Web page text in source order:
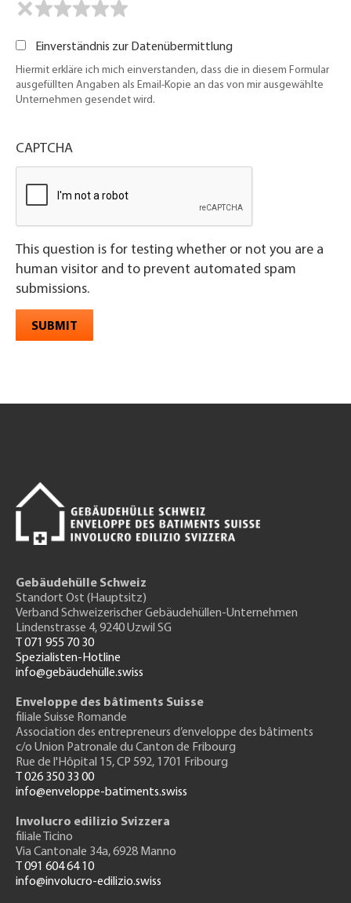
Einverständnis zur Datenübermittlung
Hiermit erkläre ich mich einverstanden, dass die in diesem Formular
ausgefüllten Angaben als Email-Kopie an das von mir ausgewählte
Unternehmen gesendet wird.
CAPTCHA
This question is for testing whether or not you are a
human visitor and to prevent automated spam
submissions.
SUBMIT
Gebäudehülle Schweiz
Standort Ost (Hauptsitz)
Verband Schweizerischer Gebäudehüllen-Unternehmen
Lindenstrasse 4, 9240 Uzwil SG
T 071 955 70 30
Spezialisten-Hotline
info@gebäudehülle.swiss
Enveloppe des bâtiments Suisse
filiale Suisse Romande
Association des entrepreneurs d’enveloppe des bâtiments
c/o Union Patronale du Canton de Fribourg
Rue de l'Hôpital 15, CP 592, 1701 Fribourg
T 026 350 33 00
info@enveloppe-batiments.swiss
Involucro edilizio Svizzera
filiale Ticino
Via Cantonale 34a, 6928 Manno
T 091 604 64 10
info@involucro-edilizio.swiss